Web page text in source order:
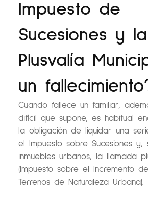
Impuesto de
Sucesiones y la
Plusvalía
un
Cuando fallece un familiar,
difícil que supone, es habitual
la obligación de liquidar una
el Impuesto sobre Sucesiones y,
inmuebles urbanos, la llamada
(Impuesto sobre el Incremento
Terrenos de Naturaleza Urbana).